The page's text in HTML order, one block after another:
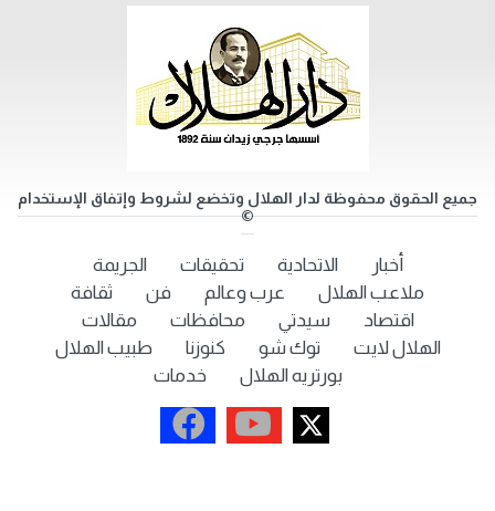
جميع الحقوق محفوظة لدار الهلال وتخضع لشروط وإتفاق الإستخدام
©
أخبار الاتحادية تحقيقات
الجريمة
ملاعب الهلال
عرب وعالم فن
ثقافة
اقتصاد
سيدتي محافظات
مقالات
الهلال لايت
توك شو كنوزنا
طبيب الهلال
بورتريه الهلال
خدمات